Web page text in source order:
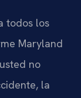
todos los
Maryland
no
la